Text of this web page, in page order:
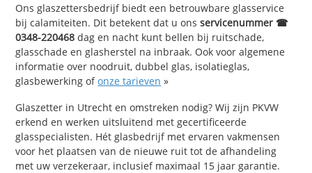
Ons glaszettersbedrijf biedt een betrouwbare glasservice
bij calamiteiten. Dit betekent dat u onsservicenummer ☎
0348-220468 dag en nacht kunt bellen bij ruitschade,
glasschade en glasherstel na inbraak. Ook voor algemene
informatie over noodruit, dubbel glas, isolatieglas,
glasbewerking ofonze tarieven »
Glaszetter in Utrecht en omstreken nodig? Wij zijn PKVW
erkend en werken uitsluitend met gecertificeerde
glasspecialisten. Hét glasbedrijf met ervaren vakmensen
voor het plaatsen van de nieuwe ruit tot de afhandeling
met uw verzekeraar, inclusief maximaal 15 jaar garantie.